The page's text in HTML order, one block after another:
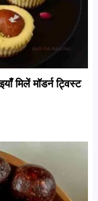
मिलें मॉडर्न ट्विस्ट